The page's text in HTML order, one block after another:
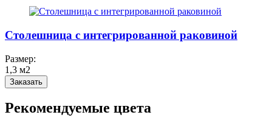
Столешница c интегрированной раковиной
Размер:
1,3 м2
Заказать
Рекомендуемые цвета